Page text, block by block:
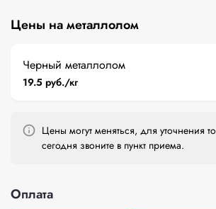
Цены на металлолом
Черный металлолом
19.5 руб./кг
Цены могут меняться, для уточнения
сегодня звоните в пункт приема.
Оплата